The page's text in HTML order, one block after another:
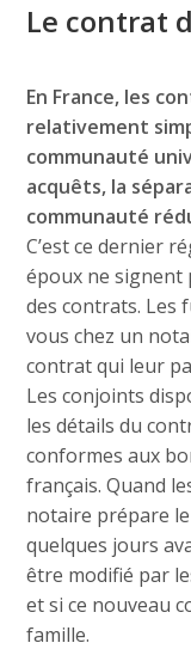
Le contrat
En France, les
relativement
communauté
acquêts, la
communauté
C’est ce dernier
époux ne signent
des contrats. Les
vous chez un
contrat qui leur
Les conjoints
les détails du
conformes aux
français. Quand
notaire prépare
quelques jours
être modifié par
et si ce nouveau
famille.